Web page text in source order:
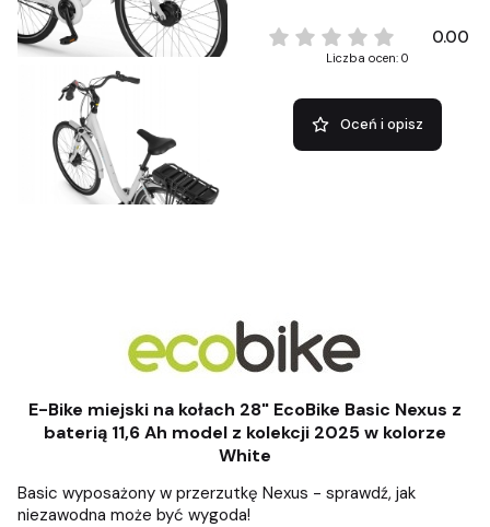
0.00
Liczba ocen: 0
Oceń i opisz
E-Bike miejski na kołach 28" EcoBike Basic Nexus z
baterią 11,6 Ah model z kolekcji 2025 w kolorze
White
Basic wyposażony w przerzutkę Nexus - sprawdź, jak
niezawodna może być wygoda!